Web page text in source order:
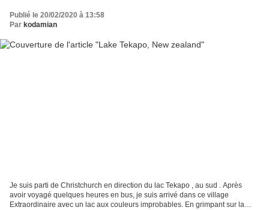
Publié le 20/02/2020 à 13:58
Par kodamian
Je suis parti de Christchurch en direction du lac Tekapo , au sud . Après
avoir voyagé quelques heures en bus, je suis arrivé dans ce village
Extraordinaire avec un lac aux couleurs improbables. En grimpant sur la